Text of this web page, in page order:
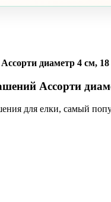
диаметр 4 см,
Ассорти
для елки, самый